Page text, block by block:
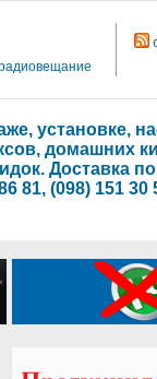
установке,
домашних
Доставка
81, (098) 151 30